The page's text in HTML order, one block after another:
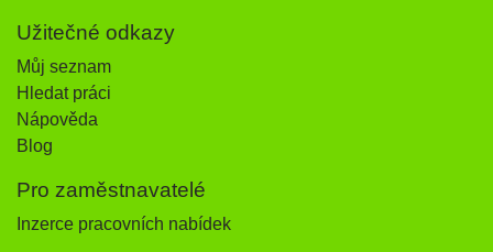
Užitečné odkazy
Můj seznam
Hledat práci
Nápověda
Blog
Pro zaměstnavatelé
Inzerce pracovních nabídek